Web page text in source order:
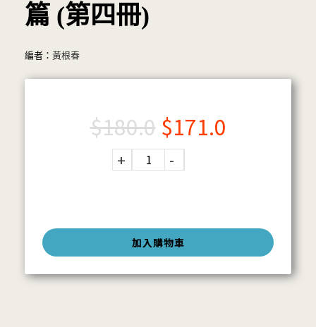
篇 (第四冊)
編者： 黃根春
加入購物車
$180.0 $171.0